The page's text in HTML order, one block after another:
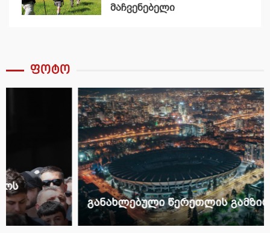
მაჩვენებელი
ფოტო
განახლებული წერეთლის გამზირი